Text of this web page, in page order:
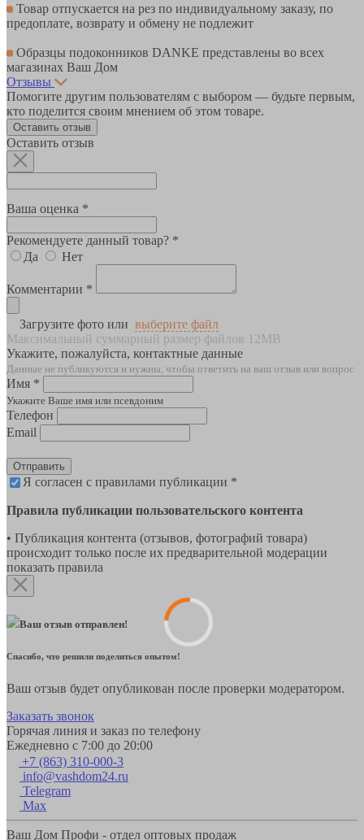
Товар отпускается на рез по индивидуальному заказу, по
предоплате, возврату и обмену не подлежит
Образцы подоконников DANKE представлены во всех
магазинах Ваш Дом
Отзывы
Помогите другим пользователям с выбором — будьте первым,
кто поделится своим мнением об этом товаре.
Оставить отзыв
Оставить отзыв
Ваша оценка *
Рекомендуете данный товар? *
Да
Нет
Комментарии *
Загрузите фото или выберите файл
Максимальный суммарный размер файлов 12MB
Укажите, пожалуйста, контактные данные
Данные не публикуются и нужны, чтобы ответить на ваш отзыв или вопрос
Имя *
Укажите Ваше имя или псевдоним
Телефон
Email
Отправить
Я согласен с правилами публикации *
Правила публикации пользовательского контента
• Публикация контента (отзывов, фотографий товара)
происходит только после их предварительной модерации
показать правила
Ваш отзыв отправлен!
Спасибо, что решили поделиться опытом!
Ваш отзыв будет опубликован после проверки модератором.
Заказать звонок
Горячая линия и заказ по телефону
Ежедневно с 7:00 до 20:00
+7 (863) 310-000-3
info@vashdom24.ru
Telegram
Max
Ваш Дом Профи - отдел оптовых продаж